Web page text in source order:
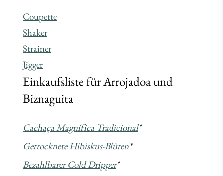
Coupette
Shaker
Strainer
Jigger
Einkaufsliste für Arrojadoa und
Biznaguita
Cachaça Magnífica Tradicional*
Getrocknete Hibiskus-Blüten*
Bezahlbarer Cold Dripper*